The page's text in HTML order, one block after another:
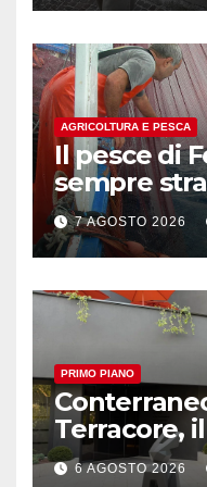
AGRICOLTURA E PESCA
Il pesce di
sempre
in7 AGOSTO 2026
PRIMO PIANO
Terracore,
amplia l’
6 AGOSTO 2026